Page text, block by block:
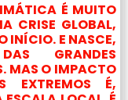
É MUITO
CRISE GLOBAL,
INÍCIO. E NASCE,
GRANDES
MAS O IMPACTO
EXTREMOS É,